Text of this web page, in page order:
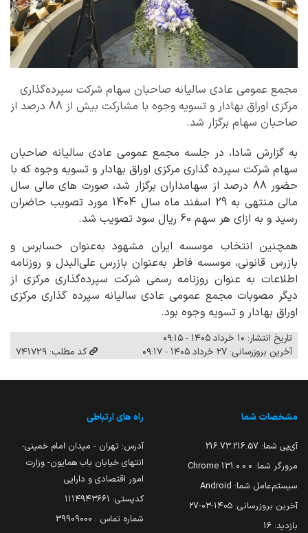
مجمع عمومی عادی سالیانه صاحبان سهام شرکت سپرده‌گذاری
مرکزی اوراق بهادار و تسویه وجوه با مشارکت بیش از 88 درصد از
صاحبان سهام برگزار شد.
به گزارش شادا، در جلسه مجمع عمومی عادی سالیانه صاحبان
سهام شرکت سپرده گذاری مرکزی اوراق بهادار و تسویه وجوه که با
حضور 88 درصد از سهامداران برگزار شد، صورت های مالی سال
مالی منتهی به 29 اسفند ماه سال 1404 مورد تصویب حاضران
رسید و به ازای هر سهم 60 ریال سود تصویب شد.
همچنین انتخاب موسسه ایران مشهود به‌عنوان حسابرس و
بازرس قانونی، موسسه فاطر به‌عنوان بازرس علی‌البدل و روزنامه
اطلاعات به عنوان روزنامه رسمی شرکت سپرده‌گذاری مرکزی از
دیگر مصوبات مجمع عمومی عادی سالیانه سپرده گذاری مرکزی
اوراق بهادار و تسویه وجوه بود.
تاریخ انتشار: ۱۰ خرداد ۱۴۰۵ - ۰۹:۱۵
آخرین بروزرسانی: ۲۷ خرداد ۱۴۰۵ - ۰۹:۱۷
کد مطلب: 741729
مشخصات شما
آی‌پی شما: 216.73.216.57
مرورگر شما: 131.0.0.0 Chrome
سیستم‌عامل شما: Android
آخرین بروزرسانی: ۱۴۰۵-۰۳-۲۷
بازدید: 16
راه های ارتباطی
آدرس: تهران - میدان امام خمینی-
انتهای خیابان باب همایون- وزارت
امور اقتصادی و دارایی
کدپستی: ۱۱۱۴۹۴۳۶۶۱
شماره تماس : 39909000